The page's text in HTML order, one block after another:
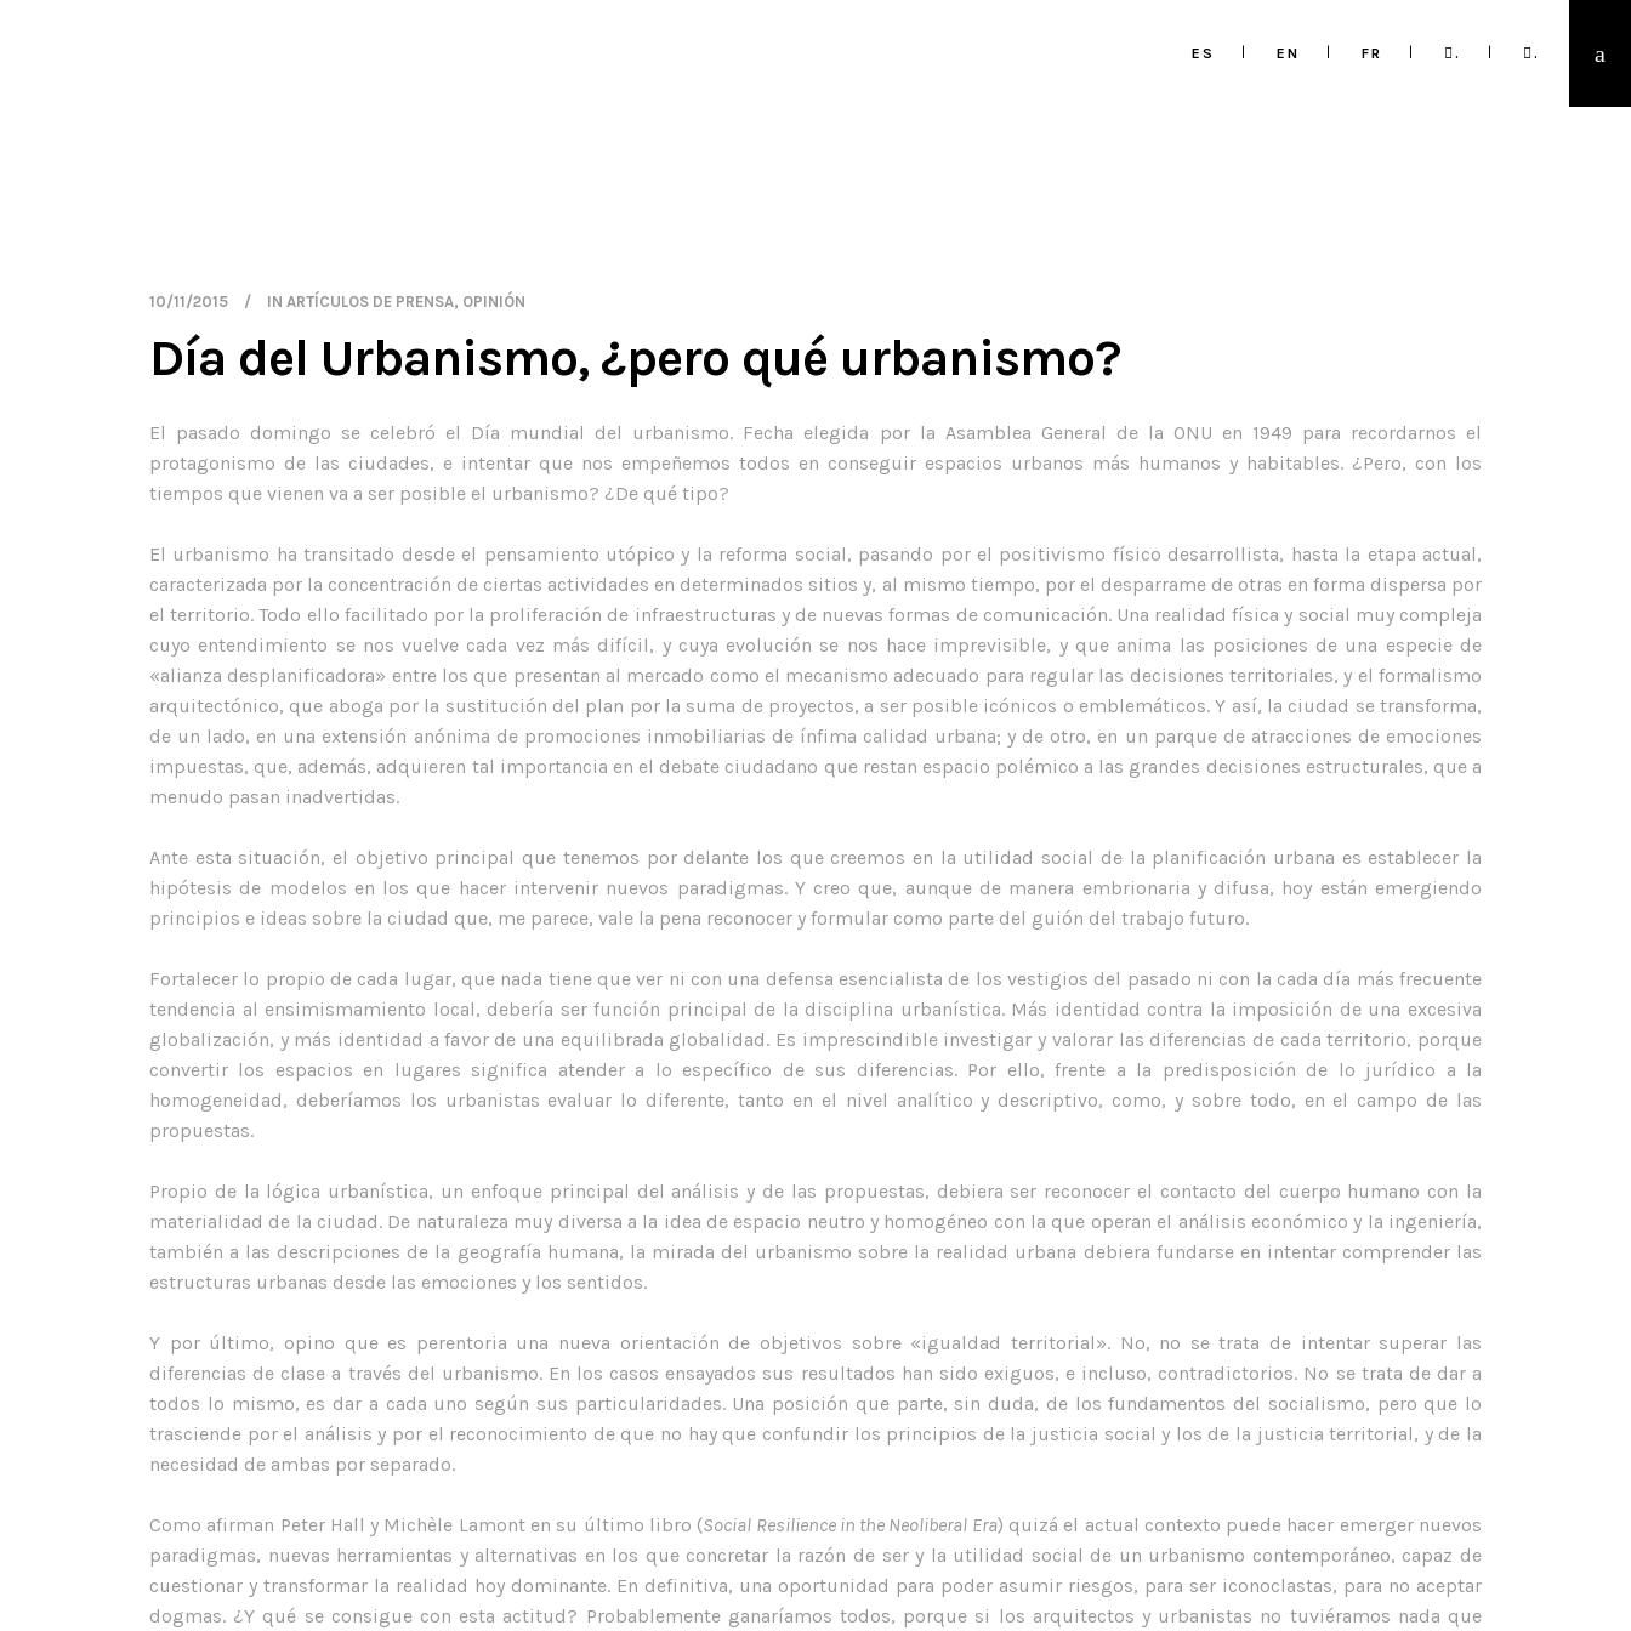
ES EN FR . .
10/11/2015 IN ARTÍCULOS DE PRENSA, OPINIÓN
Día del Urbanismo, ¿pero qué urbanismo?
El pasado domingo se celebró el Día mundial del urbanismo. Fecha elegida por la Asamblea General de la ONU en 1949 para recordarnos el
protagonismo de las ciudades, e intentar que nos empeñemos todos en conseguir espacios urbanos más humanos y habitables. ¿Pero, con los
tiempos que vienen va a ser posible el urbanismo? ¿De qué tipo?
El urbanismo ha transitado desde el pensamiento utópico y la reforma social, pasando por el positivismo físico desarrollista, hasta la etapa actual,
caracterizada por la concentración de ciertas actividades en determinados sitios y, al mismo tiempo, por el desparrame de otras en forma dispersa por
el territorio. Todo ello facilitado por la proliferación de infraestructuras y de nuevas formas de comunicación. Una realidad física y social muy compleja
cuyo entendimiento se nos vuelve cada vez más difícil, y cuya evolución se nos hace imprevisible, y que anima las posiciones de una especie de
«alianza desplanificadora» entre los que presentan al mercado como el mecanismo adecuado para regular las decisiones territoriales, y el formalismo
arquitectónico, que aboga por la sustitución del plan por la suma de proyectos, a ser posible icónicos o emblemáticos. Y así, la ciudad se transforma,
de un lado, en una extensión anónima de promociones inmobiliarias de ínfima calidad urbana; y de otro, en un parque de atracciones de emociones
impuestas, que, además, adquieren tal importancia en el debate ciudadano que restan espacio polémico a las grandes decisiones estructurales, que a
menudo pasan inadvertidas.
Ante esta situación, el objetivo principal que tenemos por delante los que creemos en la utilidad social de la planificación urbana es establecer la
hipótesis de modelos en los que hacer intervenir nuevos paradigmas. Y creo que, aunque de manera embrionaria y difusa, hoy están emergiendo
principios e ideas sobre la ciudad que, me parece, vale la pena reconocer y formular como parte del guión del trabajo futuro.
Fortalecer lo propio de cada lugar, que nada tiene que ver ni con una defensa esencialista de los vestigios del pasado ni con la cada día más frecuente
tendencia al ensimismamiento local, debería ser función principal de la disciplina urbanística. Más identidad contra la imposición de una excesiva
globalización, y más identidad a favor de una equilibrada globalidad. Es imprescindible investigar y valorar las diferencias de cada territorio, porque
convertir los espacios en lugares significa atender a lo específico de sus diferencias. Por ello, frente a la predisposición de lo jurídico a la
homogeneidad, deberíamos los urbanistas evaluar lo diferente, tanto en el nivel analítico y descriptivo, como, y sobre todo, en el campo de las
propuestas.
Propio de la lógica urbanística, un enfoque principal del análisis y de las propuestas, debiera ser reconocer el contacto del cuerpo humano con la
materialidad de la ciudad. De naturaleza muy diversa a la idea de espacio neutro y homogéneo con la que operan el análisis económico y la ingeniería,
también a las descripciones de la geografía humana, la mirada del urbanismo sobre la realidad urbana debiera fundarse en intentar comprender las
estructuras urbanas desde las emociones y los sentidos.
Y por último, opino que es perentoria una nueva orientación de objetivos sobre «igualdad territorial». No, no se trata de intentar superar las
diferencias de clase a través del urbanismo. En los casos ensayados sus resultados han sido exiguos, e incluso, contradictorios. No se trata de dar a
todos lo mismo, es dar a cada uno según sus particularidades. Una posición que parte, sin duda, de los fundamentos del socialismo, pero que lo
trasciende por el análisis y por el reconocimiento de que no hay que confundir los principios de la justicia social y los de la justicia territorial, y de la
necesidad de ambas por separado.
Como afirman Peter Hall y Michèle Lamont en su último libro (Social Resilience in the Neoliberal Era) quizá el actual contexto puede hacer emerger nuevos
paradigmas, nuevas herramientas y alternativas en los que concretar la razón de ser y la utilidad social de un urbanismo contemporáneo, capaz de
cuestionar y transformar la realidad hoy dominante. En definitiva, una oportunidad para poder asumir riesgos, para ser iconoclastas, para no aceptar
dogmas. ¿Y qué se consigue con esta actitud? Probablemente ganaríamos todos, porque si los arquitectos y urbanistas no tuviéramos nada que
TERRITORIO Y CIUDAD
C/ Santo Domingo, 7 Duplicado.
11402 Jerez de la Frontera.
últimas noticias.
Orgullosos de ser finalistas en los Premios
ARQUITECTURA 2026 del CSCAE
síguenos en redes sociales.
Couldn't connect with Twitter